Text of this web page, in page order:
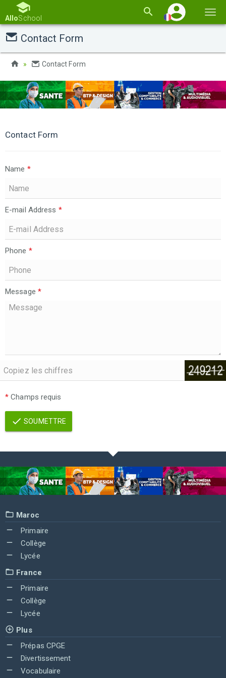
la
AlloSchool
Contact Form
Contact Form
Contact Form
Name *
E-mail Address *
Phone *
Message *
* Champs requis
SOUMETTRE
Maroc
Primaire
Collège
Lycée
France
Primaire
Collège
Lycée
Plus
Prépas CPGE
Divertissement
Vocabulaire